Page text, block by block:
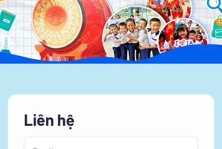
Liên hệ